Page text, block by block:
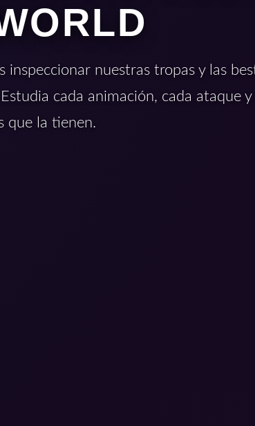
nuestras tropas y las
cada animación, cada ataque y
que la tienen.